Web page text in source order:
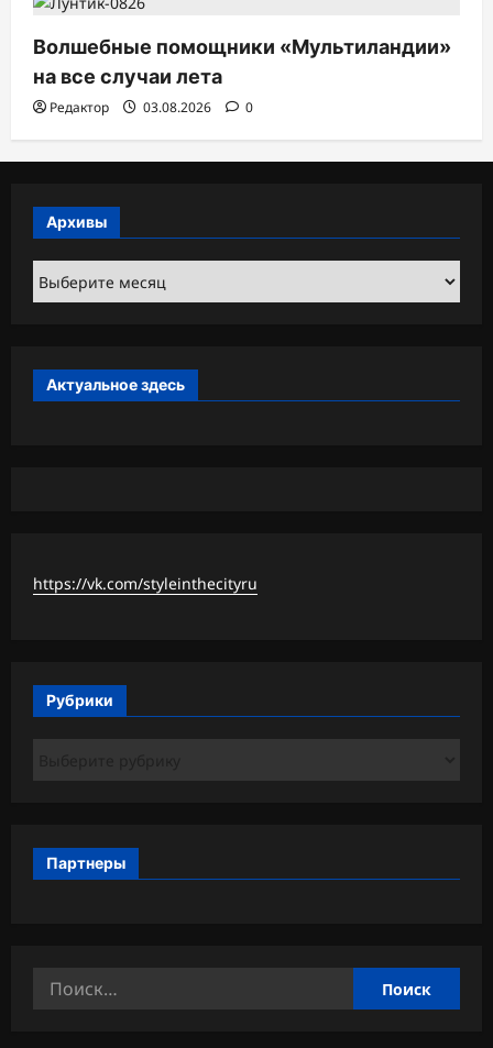
Волшебные помощники «Мультиландии»
на все случаи лета
Редактор 03.08.2026 0
Архивы
Архивы
Актуальное здесь
https://vk.com/styleinthecityru
Рубрики
Партнеры
Найти: